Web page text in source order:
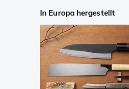
In Europa hergestellt